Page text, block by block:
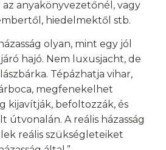
anyakönyvezetőnél, vagy
hiedelmektől stb.
olyan, mint egy jól
hajó. Nem luxusjacht, de
Tépázhatja vihar,
megfenekelhet
kijavítják, befoltozzák, és
útvonalán. A reális házasság
reális szükségleteiket